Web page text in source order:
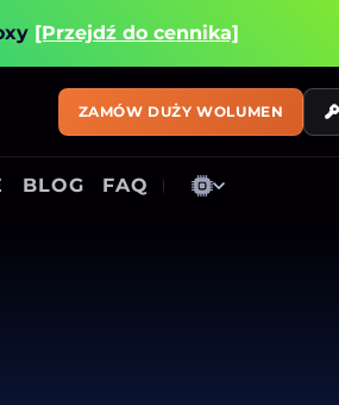
[Przejdź do cennika]
BLOG FAQ
ZAMÓW DUŻY WOLUMEN